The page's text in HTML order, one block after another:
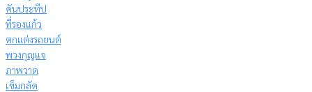
คันประทีป
ที่รองแก้ว
ตกแต่งรถยนต์
พวงกุญแจ
ภาพวาด
เข็มกลัด